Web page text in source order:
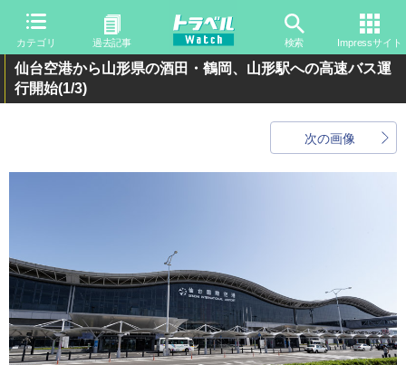
カテゴリ 過去記事 検索 Impressサイト
仙台空港から山形県の酒田・鶴岡、山形駅への高速バス運
行開始(1/3)
次の画像